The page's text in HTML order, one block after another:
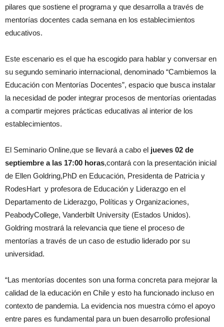
pilares que sostiene el programa y que desarrolla a través de
mentorías docentes cada semana en los establecimientos
educativos.
Este escenario es el que ha escogido para hablar y conversar en
su segundo seminario internacional, denominado “Cambiemos la
Educación con Mentorías Docentes”, espacio que busca instalar
la necesidad de poder integrar procesos de mentorías orientadas
a compartir mejores prácticas educativas al interior de los
establecimientos.
El Seminario Online,que se llevará a cabo el jueves 02 de
septiembre a las 17:00 horas,contará con la presentación inicial
de Ellen Goldring,PhD en Educación, Presidenta de Patricia y
RodesHart y profesora de Educación y Liderazgo en el
Departamento de Liderazgo, Políticas y Organizaciones,
PeabodyCollege, Vanderbilt University (Estados Unidos).
Goldring mostrará la relevancia que tiene el proceso de
mentorías a través de un caso de estudio liderado por su
universidad.
“Las mentorías docentes son una forma concreta para mejorar la
calidad de la educación en Chile y esto ha funcionado incluso en
contexto de pandemia. La evidencia nos muestra cómo el apoyo
entre pares es fundamental para un buen desarrollo profesional